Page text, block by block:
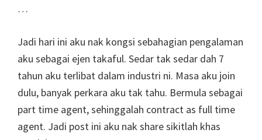
…
Jadi hari ini aku nak kongsi sebahagian pengalaman
aku sebagai ejen takaful. Sedar tak sedar dah 7
tahun aku terlibat dalam industri ni. Masa aku join
dulu, banyak perkara aku tak tahu. Bermula sebagai
part time agent, sehinggalah contract as full time
agent. Jadi post ini aku nak share sikitlah khas